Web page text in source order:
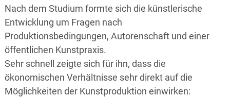
Nach dem Studium formte sich die künstlerische
Entwicklung um Fragen nach
Produktionsbedingungen, Autorenschaft und einer
öffentlichen Kunstpraxis.
Sehr schnell zeigte sich für ihn, dass die
ökonomischen Verhältnisse sehr direkt auf die
Möglichkeiten der Kunstproduktion einwirken: